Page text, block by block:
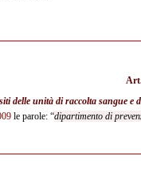
delle unità di raccolta sangue e
le parole: “dipartimento di